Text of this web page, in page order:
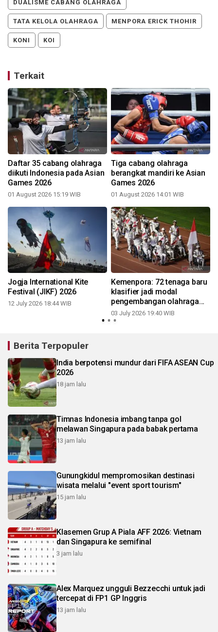
DUALISME CABANG OLAHRAGA
TATA KELOLA OLAHRAGA MENPORA ERICK THOHIR
KONI KOI
Terkait
Daftar 35 cabang olahraga
diikuti Indonesia pada Asian
Games 2026
01 August 2026 15:19 WIB
Tiga cabang olahraga
berangkat mandiri ke Asian
Games 2026
01 August 2026 14:01 WIB
Jogja International Kite
Festival (JIKF) 2026
12 July 2026 18:44 WIB
Kemenpora: 72 tenaga baru
klasifier jadi modal
pengembangan olahraga
disabilitas
03 July 2026 19:40 WIB
Berita Terpopuler
India berpotensi mundur dari FIFA ASEAN Cup
2026
18 jam lalu
Timnas Indonesia imbang tanpa gol
melawan Singapura pada babak pertama
13 jam lalu
Gunungkidul mempromosikan destinasi
wisata melalui "event sport tourism"
15 jam lalu
Klasemen Grup A Piala AFF 2026: Vietnam
dan Singapura ke semifinal
3 jam lalu
Alex Marquez ungguli Bezzecchi untuk jadi
tercepat di FP1 GP Inggris
13 jam lalu